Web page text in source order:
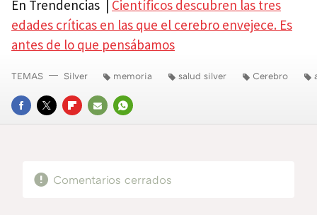
En Trendencias | Científicos descubren las tres
edades críticas en las que el cerebro envejece. Es
antes de lo que pensábamos
FACEBOOK
TWITTERFLIPBOARD
E-
WHATSAPP
TEMAS Silver memoria salud silver Cerebro
Comentarios cerrados